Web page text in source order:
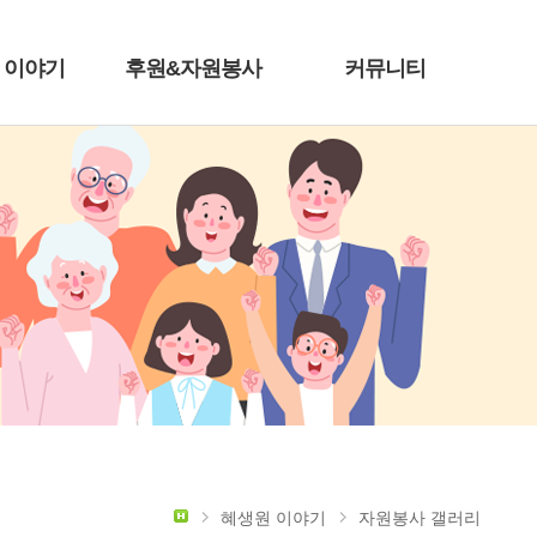
야기 후원&자원봉사 커뮤니티
혜생원 이야기 자원봉사 갤러리